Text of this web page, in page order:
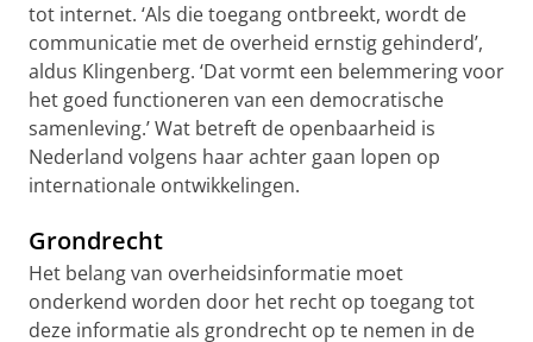
tot internet. ‘Als die toegang ontbreekt, wordt de
communicatie met de overheid ernstig gehinderd’,
aldus Klingenberg. ‘Dat vormt een belemmering voor
het goed functioneren van een democratische
samenleving.’ Wat betreft de openbaarheid is
Nederland volgens haar achter gaan lopen op
internationale ontwikkelingen.
Grondrecht
Het belang van overheidsinformatie moet
onderkend worden door het recht op toegang tot
deze informatie als grondrecht op te nemen in de